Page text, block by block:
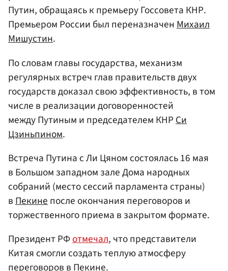
Путин, обращаясь к премьеру Госсовета КНР.
Премьером России был переназначенМихаил
Мишустин.
По словам главы государства, механизм
регулярных встреч глав правительств двух
государств доказал свою эффективность, в том
числе в реализации договоренностей
между Путиным и председателем КНР Си
Цзиньпином.
Встреча Путина с Ли Цяном состоялась 16 мая
в Большом западном зале Дома народных
собраний (место сессий парламента страны)
вПекинепосле окончания переговоров и
торжественного приема в закрытом формате.
Президент РФотмечал, что представители
Китая смогли создать теплую атмосферу
переговоров в Пекине.